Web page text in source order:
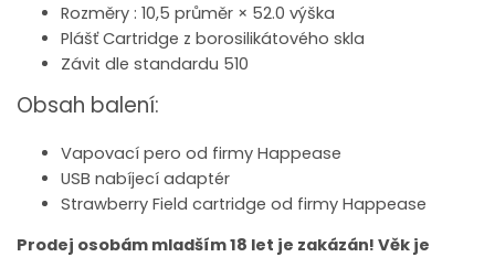
Rozměry : 10,5 průměr × 52.0 výška
Plášť Cartridge z borosilikátového skla
Závit dle standardu 510
Obsah balení:
Vapovací pero od firmy Happease
USB nabíjecí adaptér
Strawberry Field cartridge od firmy Happease
Prodej osobám mladším 18 let je zakázán! Věk je